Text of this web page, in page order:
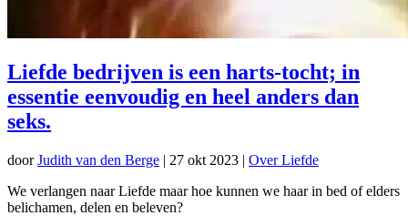
Liefde bedrijven is een harts-tocht; in
essentie eenvoudig en heel anders dan
seks.
doorJudith van den Berge | 27 okt 2023 | Over Liefde
We verlangen naar Liefde maar hoe kunnen we haar in bed of elders
belichamen, delen en beleven?